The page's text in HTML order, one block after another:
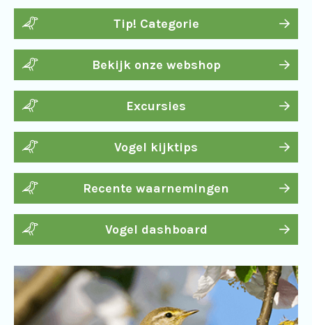
Tip! Categorie
Bekijk onze webshop
Excursies
Vogel kijktips
Recente waarnemingen
Vogel dashboard